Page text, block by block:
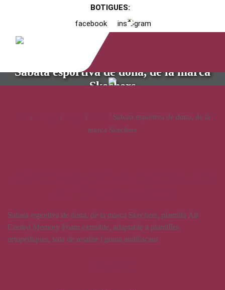
BOTIGUES:
facebook
instagram
Sabata esportiva de dona, de la marca
Skechers
/ / /
/ Sabata esportiva de dona, de la
marca Skechers
Sabata esportiva de dona, de la marca Skechers, plantilla Air
Cooled Memory Foam extraible, adaptable a plantilles
ortopèdiques, sola de resalite i goma antilliscant